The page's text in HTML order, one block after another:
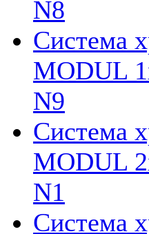
N8
Система
MODUL
N9
Система
MODUL
N1
Система